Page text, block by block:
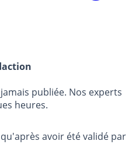
publiée. Nos experts
heures.
avoir été validé par